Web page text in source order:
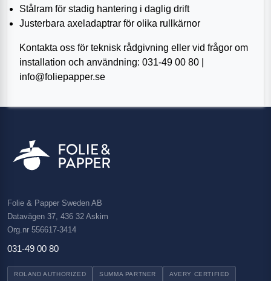
Stålram för stadig hantering i daglig drift
Justerbara axeladaptrar för olika rullkärnor
Kontakta oss för teknisk rådgivning eller vid frågor om
installation och användning: 031-49 00 80 |
info@foliepapper.se
Folie & Papper Sweden AB
Datavägen 37, 436 32 Askim
Org.nr 556617-3414
031-49 00 80
ROLAND AUTHORIZED SUMMA PARTNER AVERY CERTIFIED